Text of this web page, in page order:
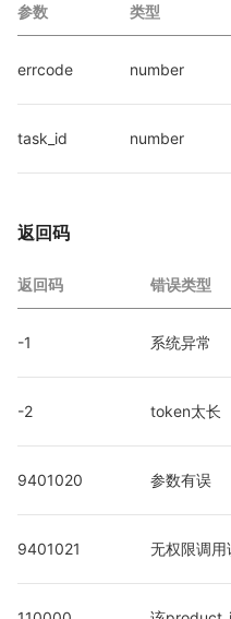
参数 类型
errcode number
task_id number
返回码
返回码 错误类型
-1 系统异常
-2 token太长
9401020 参数有误
9401021 无权限调